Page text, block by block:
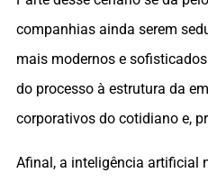
companhias ainda serem
mais modernos e
do processo à estrutura da
corporativos do cotidiano e,
Afinal, a inteligência artificial